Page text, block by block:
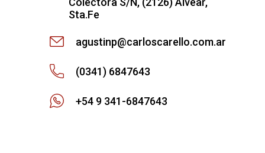
Sta.Fe
agustinp@carloscarello.com.ar
(0341) 6847643
+54 9 341-6847643